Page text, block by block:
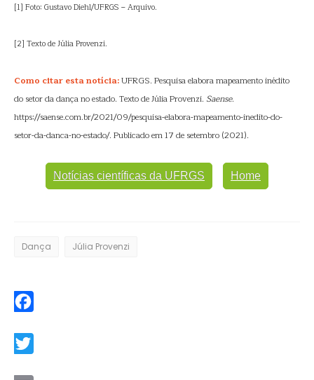
[1] Foto: Gustavo Diehl/UFRGS – Arquivo.
[2] Texto de Júlia Provenzi.
Como citar esta notícia:UFRGS. Pesquisa elabora mapeamento inédito
do setor da dança no estado. Texto de Júlia Provenzi. Saense.
https://saense.com.br/2021/09/pesquisa-elabora-mapeamento-inedito-do-
setor-da-danca-no-estado/. Publicado em 17 de setembro (2021).
Notícias científicas da UFRGS Home
Dança Júlia Provenzi